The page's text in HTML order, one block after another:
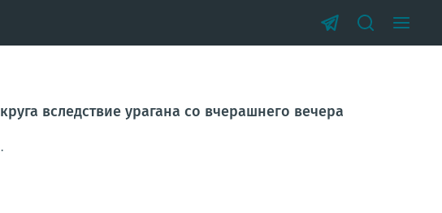
вследствие урагана со вчерашнего вечера